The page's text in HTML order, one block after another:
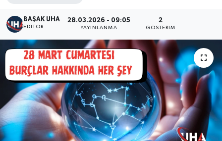
BAŞAK UHA
EDITÖR
28.03.2026 - 09:05
YAYINLANMA
2
GÖSTERIM
Haber Arşivi